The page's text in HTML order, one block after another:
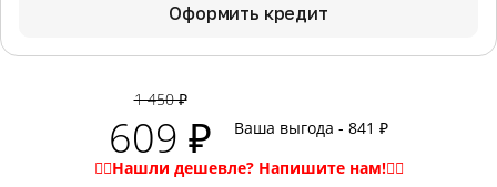
1 450 ₽
609 ₽ Ваша выгода - 841 ₽
Оформить кредит